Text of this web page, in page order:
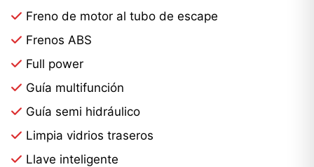
Freno de motor al tubo de escape
Frenos ABS
Full power
Guía multifunción
Guía semi hidráulico
Limpia vidrios traseros
Llave inteligente